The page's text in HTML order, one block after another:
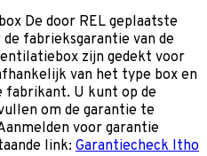
De door REL geplaatste
fabrieksgarantie van de
zijn gedekt voor
van het type box en
fabrikant. U kunt op de
om de garantie te
voor garantie
link: Garantiecheck Itho